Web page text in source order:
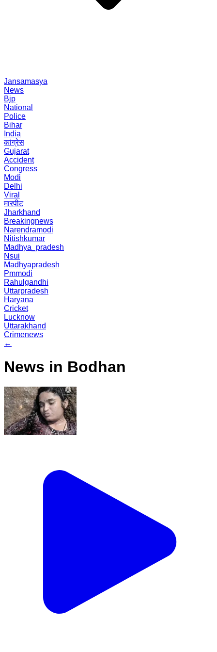
Jansamasya
News
Bjp
National
Police
Bihar
India
कांग्रेस
Gujarat
Accident
Congress
Modi
Delhi
Viral
मारपीट
Jharkhand
Breakingnews
Narendramodi
Nitishkumar
Madhya_pradesh
Nsui
Madhyapradesh
Pmmodi
Rahulgandhi
Uttarpradesh
Haryana
Cricket
Lucknow
Uttarakhand
Crimenews
←
News in Bodhan